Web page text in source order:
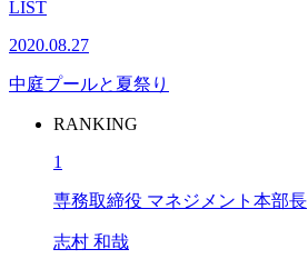
LIST
2020.08.27
中庭プールと夏祭り
RANKING
1
専務取締役 マネジメント本部長
志村 和哉